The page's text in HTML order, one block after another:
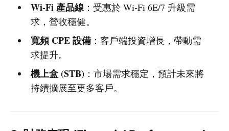
Wi-Fi 產品線：受惠於 Wi-Fi 6E/7 升級需
求，營收穩健。
寬頻 CPE 設備：客戶端投資增長，帶動需
求提升。
機上盒 (STB)：市場需求穩定，預計未來將
持續擴展至更多客戶。